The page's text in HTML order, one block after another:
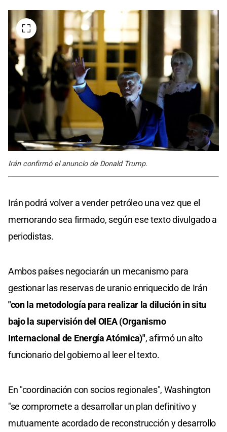
Irán confirmó el anuncio de Donald Trump.
Irán podrá volver a vender petróleo una vez que el
memorando sea firmado, según ese texto divulgado a
periodistas.
Ambos países negociarán un mecanismo para
gestionar las reservas de uranio enriquecido de Irán
"con la metodología para realizar la dilución in situ
bajo la supervisión del OIEA (Organismo
Internacional de Energía Atómica)", afirmó un alto
funcionario del gobierno al leer el texto.
En "coordinación con socios regionales", Washington
"se compromete a desarrollar un plan definitivo y
mutuamente acordado de reconstrucción y desarrollo